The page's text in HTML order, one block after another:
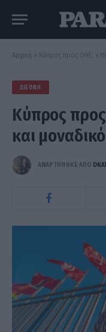
Αρχική » Κύπρος προς ΟΗΕ:
ΔΙΕΘΝΉ
Κύπρος
και
ΑΝΑΡΤΗΘΗΚΕ ΑΠΟ